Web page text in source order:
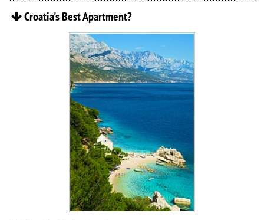
Croatia'sBestApartment?